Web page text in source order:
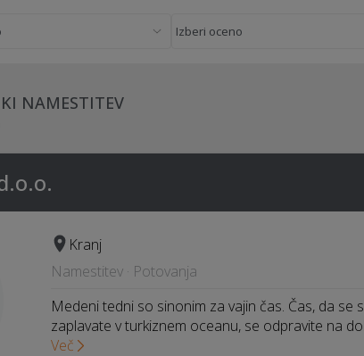
NAMESTITEV
Kranj
Namestitev · Potovanja
Medeni tedni so sinonim za vajin čas. Čas, da se
zaplavate v turkiznem oceanu, se odpravite na
Več